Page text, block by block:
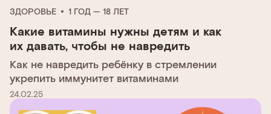
ЗДОРОВЬЕ 1 ГОД — 18 ЛЕТ
Какие витамины нужны детям и как
их давать, чтобы не навредить
Как не навредить ребёнку в стремлении
укрепить иммунитет витаминами
24.02.25